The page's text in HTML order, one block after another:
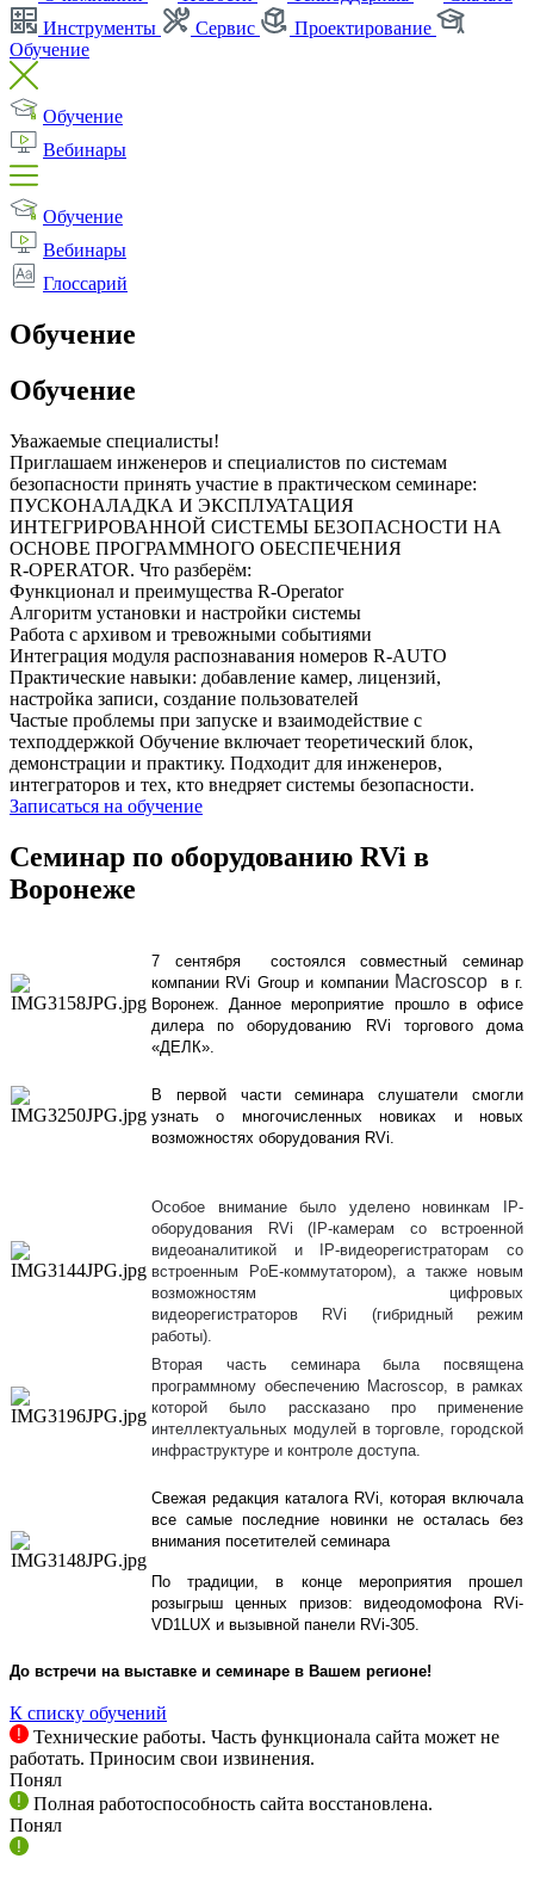
Инструменты
Сервис
Проектирование
Обучение
Обучение
Вебинары
Обучение
Вебинары
Глоссарий
Обучение
Обучение
Уважаемые специалисты!
Приглашаем инженеров и специалистов по системам
безопасности принять участие в практическом семинаре:
ПУСКОНАЛАДКА И ЭКСПЛУАТАЦИЯ
ИНТЕГРИРОВАННОЙ СИСТЕМЫ БЕЗОПАСНОСТИ НА
ОСНОВЕ ПРОГРАММНОГО ОБЕСПЕЧЕНИЯ
R‑OPERATOR. Что разберём:
Функционал и преимущества R-Operator
Алгоритм установки и настройки системы
Работа с архивом и тревожными событиями
Интеграция модуля распознавания номеров R-AUTO
Практические навыки: добавление камер, лицензий,
настройка записи, создание пользователей
Частые проблемы при запуске и взаимодействие с
техподдержкой Обучение включает теоретический блок,
демонстрации и практику. Подходит для инженеров,
интеграторов и тех, кто внедряет системы безопасности.
Записаться на обучение
Семинар по оборудованию RVi в
Воронеже
7 сентября состоялся совместный семинар
компании RVi Groupи компании Macroscopв г.
Воронеж. Данное мероприятие прошло в офисе
дилера по оборудованию RVi торгового дома
«ДЕЛК».
В первой части семинара слушатели смогли
узнать о многочисленных новиках и новых
возможностях оборудования RVi
Особое внимание было
уделено новинкам IP-
оборудования RVi (IP-камерам со встроенной
видеоаналитикой и IP-видеорегистраторам со
встроенным PoE-коммутатором), а также новым
возможностям цифровых
видеорегистраторов RVi (гибридный режим
работы).
Вторая часть семинара была посвящена
программному обеспечению Macroscop, в рамках
которой было рассказано про применение
интеллектуальных модулей в торговле, городской
инфраструктуре и контроле доступа.
Свежая редакция каталога RVi , которая включала
все самые последние новинки не осталась без
внимания посетителей семинара
По традиции, в конце мероприятия прошел
розыгрыш ценных призов: видеодомофона
RVi-
VD1 LUX и вызывной панели RVi-305.
До встречи на выставке и семинаре в Вашем регионе!
К списку обучений
Технические работы. Часть функционала сайта может не
работать. Приносим свои извинения.
Понял
Полная работоспособность сайта восстановлена.
Понял